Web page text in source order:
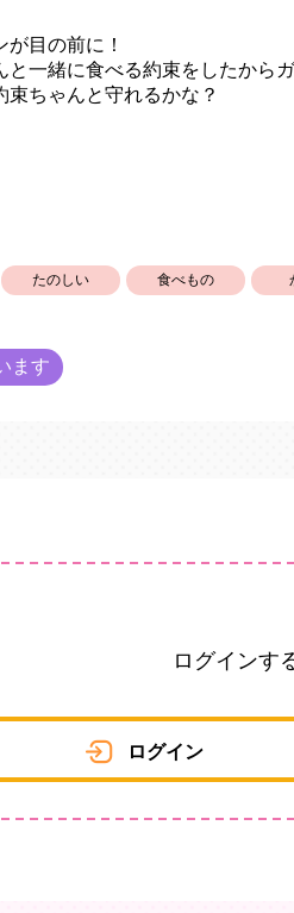
が目の前に！
と一緒に食べる約束をしたから
束ちゃんと守れるかな？
たのしい 食べもの
ます
ログインす
ログイン